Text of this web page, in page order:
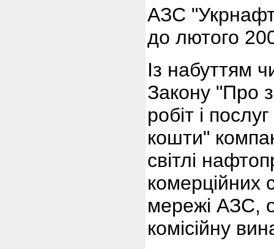
АЗС
до лютого
Із набуттям
Закону "Про
робіт і
кошти"
світлі
комерційних
мережі АЗС,
комісійну